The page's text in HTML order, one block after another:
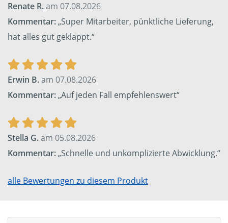
Renate R.am 07.08.2026
Kommentar:„Super Mitarbeiter, pünktliche Lieferung,
hat alles gut geklappt.“
Erwin B.am 07.08.2026
Kommentar:„Auf jeden Fall empfehlenswert“
Stella G.am 05.08.2026
Kommentar:„Schnelle und unkomplizierte Abwicklung.“
alle Bewertungen zu diesem Produkt